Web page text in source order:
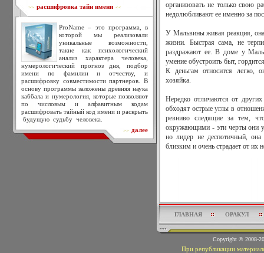
>> расшифровка тайн имени <<
ProName – это программа, в
которой мы реализовали
уникальные возможности,
такие как психологический
анализ характера человека,
нумерологический прогноз дня, подбор
имени по фамилии и отчеству, и
расшифровку совместимости партнеров. В
основу программы заложены древняя наука
каббала и нумерология, которые позволяют
по числовым и алфавитным кодам
расшифровать тайный код имени и раскрыть
будущую судьбу человека.
>> далее
организовать не только свою
недолюбливают ее именно за
У Мальвины живая реакция, она
жизни. Быстрая сама, не
раздражают ее. В доме у
умение обустроить быт,
К деньгам относится легко,
хозяйка.
Нередко отличаются от
обходят острые углы в
ревниво следящие за тем,
окружающими - эти черты они
но лидер не деспотичный, она
близким и очень страдает от их
ГЛАВНАЯ ОРАКУЛ
Copyright © 2008-
При републикации